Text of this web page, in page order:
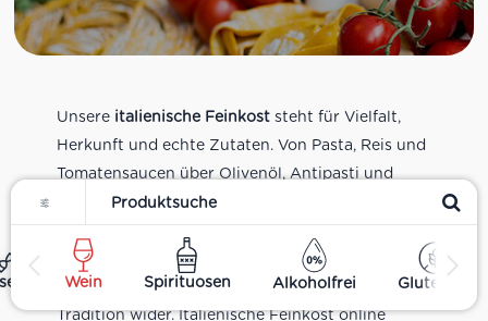
Wein Spirituosen Alkoholfrei Glutenfrei
Unsere italienische Feinkoststeht für Vielfalt,
Herkunft und echte Zutaten. Von Pasta, Reis und
Tomatensaucen über Olivenöl, Antipasti und
Pesto bis zu Balsamico und Spezialitäten aus
verschiedenen Regionen Italiens. Alle Produkte
sind Teil unseres realen Supermarkt-Sortiments
und spiegeln italienische Alltagsküche und
Tradition wider. Italienische Feinkost online